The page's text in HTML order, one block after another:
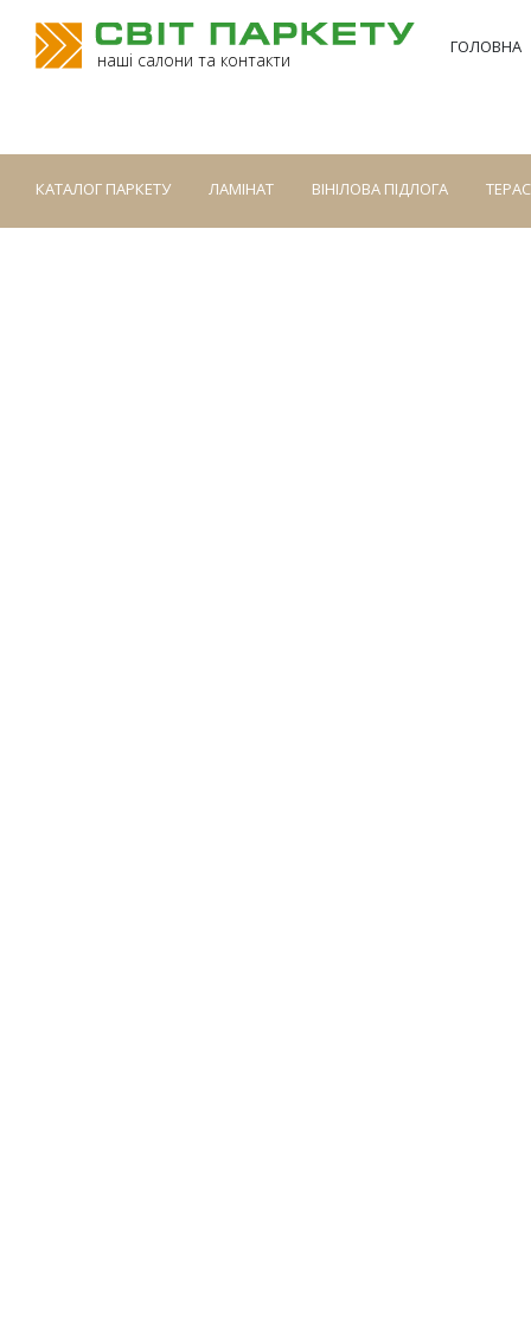
наші салони та контакти
ГОЛОВНА
КАТАЛОГ ПАРКЕТУ ЛАМІНАТ ВІНІЛОВА ПІДЛОГА